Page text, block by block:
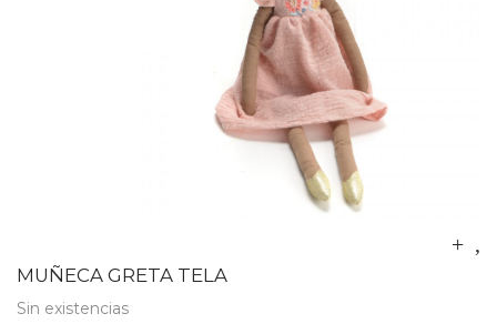
MUÑECA GRETA TELA
Sin existencias